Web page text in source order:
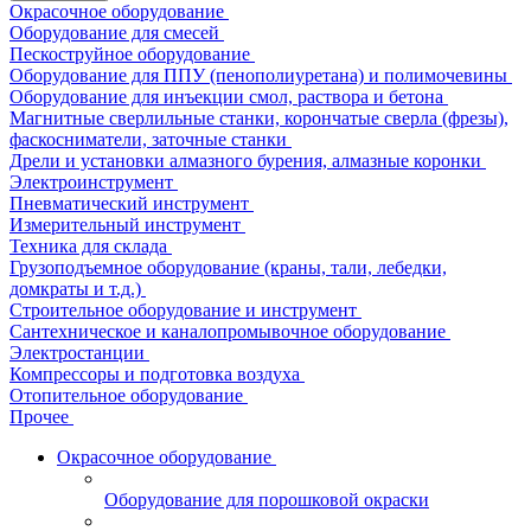
Окрасочное оборудование
Оборудование для смесей
Пескоструйное оборудование
Оборудование для ППУ (пенополиуретана) и полимочевины
Оборудование для инъекции смол, раствора и бетона
Магнитные сверлильные станки, корончатые сверла (фрезы),
фаскосниматели, заточные станки
Дрели и установки алмазного бурения, алмазные коронки
Электроинструмент
Пневматический инструмент
Измерительный инструмент
Техника для склада
Грузоподъемное оборудование (краны, тали, лебедки,
домкраты и т.д.)
Строительное оборудование и инструмент
Сантехническое и каналопромывочное оборудование
Электростанции
Компрессоры и подготовка воздуха
Отопительное оборудование
Прочее
Окрасочное оборудование
Оборудование для порошковой окраски